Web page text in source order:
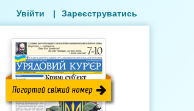
Увійти | Зареєструватись